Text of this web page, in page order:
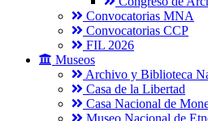
Convocatorias MNA
Convocatorias CCP
FIL 2026
Museos
Archivo y Biblioteca
Casa de la Libertad
Casa Nacional de
Museo Nacional de